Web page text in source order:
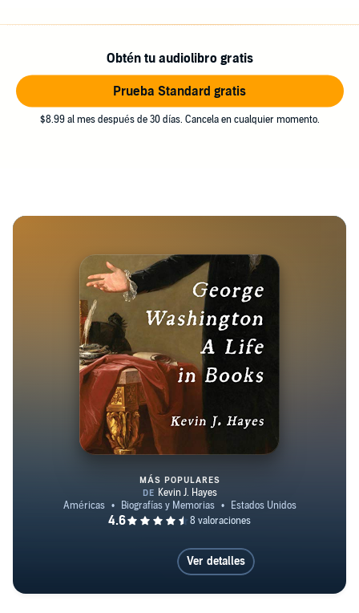
Obtén tu audiolibro gratis
Prueba Standard gratis
$8.99 al mes después de 30 días. Cancela en cualquier momento.
George Washington: A Life in
MÁS POPULARES
Ver detalles